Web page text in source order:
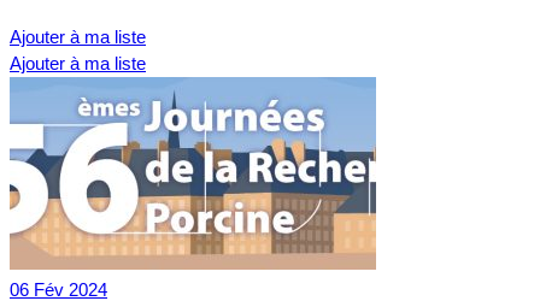
Ajouter à ma liste
Ajouter à ma liste
06 Fév 2024